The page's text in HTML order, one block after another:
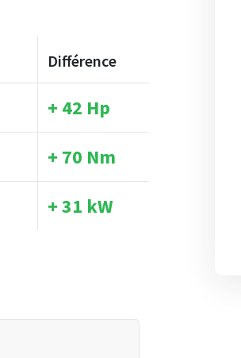
Différence
+ 42 Hp
+ 70 Nm
+ 31 kW